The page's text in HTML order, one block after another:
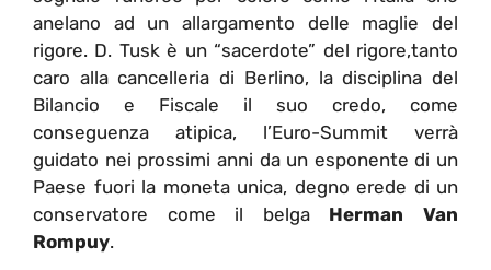
anelano ad un allargamento delle maglie del
rigore. D. Tusk è un “sacerdote” del rigore,tanto
caro alla cancelleria di Berlino, la disciplina del
Bilancio e Fiscale il suo credo, come
conseguenza atipica, l’Euro-Summit verrà
guidato nei prossimi anni da un esponente di un
Paese fuori la moneta unica, degno erede di un
conservatore come il belga Herman Van
Rompuy.